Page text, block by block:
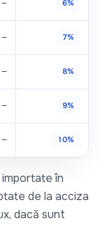
— 6%
— 7%
— 8%
— 9%
— 10%
în
de la acciza
dacă sunt